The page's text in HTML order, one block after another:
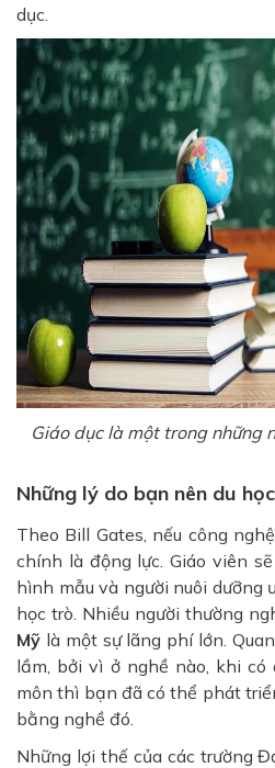
dục.
Giáo dục là một trong những
Những lý do bạn nên du
Theo Bill Gates, nếu công
chính là động lực. Giáo viên
hình mẫu và người nuôi dưỡng
học trò. Nhiều người thường
Mỹ là một sự lãng phí lớn.
lầm, bởi vì ở nghề nào, khi
môn thì bạn đã có thể phát
bằng nghề đó.
Những lợi thế của các trường